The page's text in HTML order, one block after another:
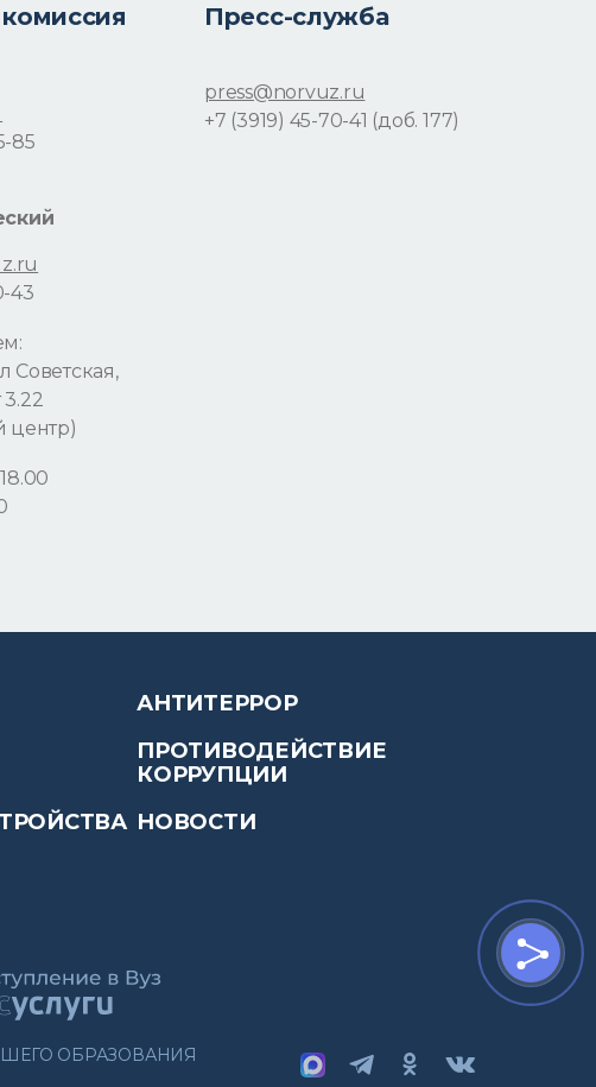
85
43
Советская,
3.22
центр)
Пресс-служба
press@norvuz.ru
+7 (3919) 45-70-41 (доб. 177)
АНТИТЕРРОР
ПРОТИВОДЕЙСТВИЕ
КОРРУПЦИИ
НОВОСТИ
ОБРАЗОВАНИЯ